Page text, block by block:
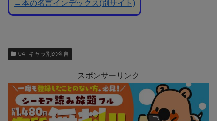
→本の名言インデックス(別サイト)
04_キャラ別の名言
スポンサーリンク